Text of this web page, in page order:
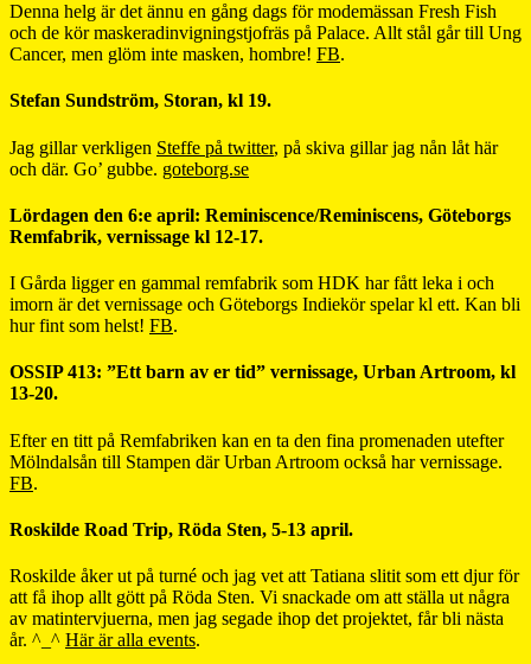
Denna helg är det ännu en gång dags för modemässan Fresh Fish
och de kör maskeradinvigningstjofräs på Palace. Allt stål går till Ung
Cancer, men glöm inte masken, hombre! FB.
Stefan Sundström, Storan, kl 19.
Jag gillar verkligen Steffe på twitter, på skiva gillar jag nån låt här
och där. Go’ gubbe. goteborg.se
Lördagen den 6:e april: Reminiscence/Reminiscens, Göteborgs
Remfabrik, vernissage kl 12-17.
I Gårda ligger en gammal remfabrik som HDK har fått leka i och
imorn är det vernissage och Göteborgs Indiekör spelar kl ett. Kan bli
hur fint som helst! FB.
OSSIP 413: ”Ett barn av er tid” vernissage, Urban Artroom, kl
13-20.
Efter en titt på Remfabriken kan en ta den fina promenaden utefter
Mölndalsån till Stampen där Urban Artroom också har vernissage.
FB.
Roskilde Road Trip, Röda Sten, 5-13 april.
Roskilde åker ut på turné och jag vet att Tatiana slitit som ett djur för
att få ihop allt gött på Röda Sten. Vi snackade om att ställa ut några
av matintervjuerna, men jag segade ihop det projektet, får bli nästa
år. ^_^ Här är alla events.